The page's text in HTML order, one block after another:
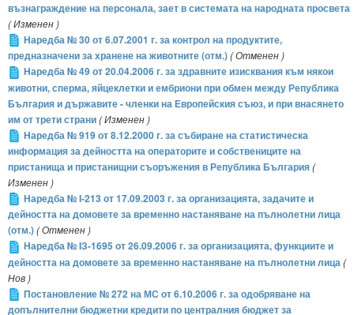
възнаграждение на персонала, зает в системата на народната просвета
( Изменен )
Наредба № 30 от 6.07.2001 г. за контрол на продуктите,
предназначени за хранене на животните (отм.)( Отменен )
Наредба № 49 от 20.04.2006 г. за здравните изисквания към някои
животни, сперма, яйцеклетки и ембриони при обмен между Република
България и държавите - членки на Европейския съюз, и при внасянето
им от трети страни( Изменен )
Наредба № 919 от 8.12.2000 г. за събиране на статистическа
информация за дейността на операторите и собствениците на
пристанища и пристанищни съоръжения в Република България(
Изменен )
Наредба № I-213 от 17.09.2003 г. за организацията, задачите и
дейността на домовете за временно настаняване на пълнолетни лица
(отм.)( Отменен )
Наредба № IЗ-1695 от 26.09.2006 г. за организацията, функциите и
дейността на домовете за временно настаняване на пълнолетни лица(
Нов )
Постановление № 272 на МС от 6.10.2006 г. за одобряване на
допълнителни бюджетни кредити по централния бюджет за